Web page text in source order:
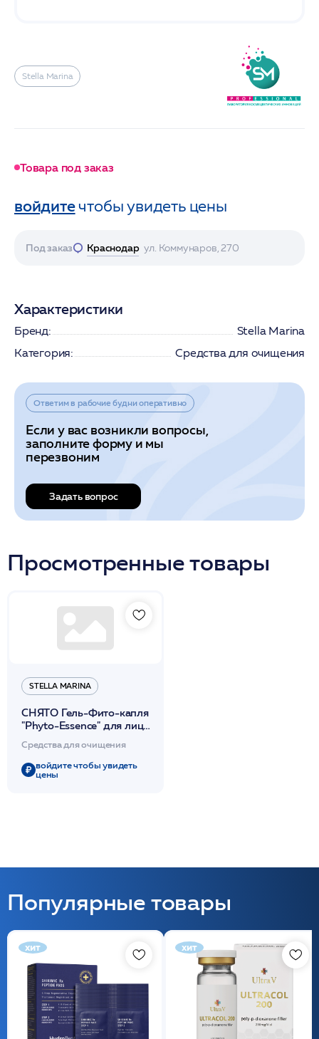
Stella Marina
Товара под заказ
войдитечтобы увидеть цены
Под заказ Краснодар ул. Коммунаров, 270
Характеристики
Бренд:
Stella Marina
Категория:
Средства для очищения
Ответим в рабочие будни оперативно
Если у вас возникли вопросы,
заполните форму и мы
перезвоним
Задать вопрос
Просмотренные товары
STELLA MARINA
СНЯТО Гель-Фито-капля
"Phyto-Essence" для лица
и глаз 200 мл /Stella
Marina
Средства для очищения
войдите чтобы увидеть
цены
Популярные товары
хит хит